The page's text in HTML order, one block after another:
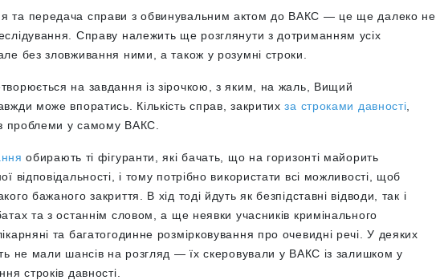
та передача справи з обвинувальним актом до ВАКС — це ще далеко не
Справу належить ще розглянути з дотриманням усіх
без зловживання ними, а також у розумні строки.
на завдання із зірочкою, з яким, на жаль, Вищий
може впоратись. Кількість справ, закритихза строками давності
проблеми у самому ВАКС.
обирають ті фігуранти, які бачать, що на горизонті майорить
відповідальності, і тому потрібно використати всі можливості, щоб
бажаного закриття. В хід тоді йдуть як безпідставні відводи, так і
та з останнім словом, а ще неявки учасників кримінального
та багатогодинне розмірковування про очевидні речі. У деяких
не мали шансів на розгляд — їх скеровували у ВАКС із залишком у
строків давності.